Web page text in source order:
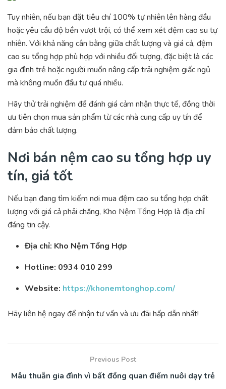
Tuy nhiên, nếu bạn đặt tiêu chí 100% tự nhiên lên hàng đầu
hoặc yêu cầu độ bền vượt trội, có thể xem xét đệm cao su tự
nhiên. Với khả năng cân bằng giữa chất lượng và giá cả, đệm
cao su tổng hợp phù hợp với nhiều đối tượng, đặc biệt là các
gia đình trẻ hoặc người muốn nâng cấp trải nghiệm giấc ngủ
mà không muốn đầu tư quá nhiều.
Hãy thử trải nghiệm để đánh giá cảm nhận thực tế, đồng thời
ưu tiên chọn mua sản phẩm từ các nhà cung cấp uy tín để
đảm bảo chất lượng.
Nơi bán nệm cao su tổng hợp uy
tín, giá tốt
Nếu bạn đang tìm kiếm nơi mua đệm cao su tổng hợp chất
lượng với giá cả phải chăng, Kho Nệm Tổng Hợp là địa chỉ
đáng tin cậy.
Địa chỉ: Kho Nệm Tổng Hợp
Hotline: 0934 010 299
Website: https://khonemtonghop.com/
Hãy liên hệ ngay để nhận tư vấn và ưu đãi hấp dẫn nhất!
Previous Post
Mâu thuẫn gia đình vì bất đồng quan điểm nuôi dạy trẻ